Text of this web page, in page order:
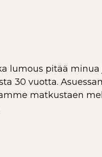
lumous pitää minua
30 vuotta.
matkustaen